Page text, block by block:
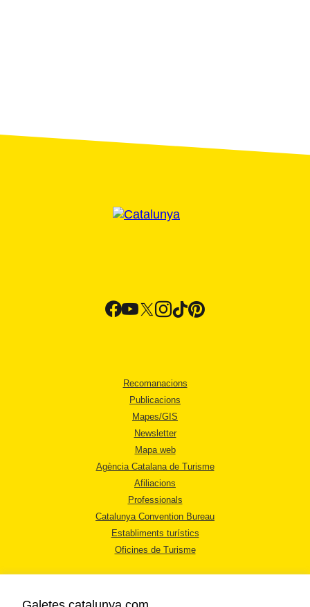
Recomanacions
Publicacions
Mapes/GIS
Newsletter
Mapa web
Agència Catalana de Turisme
Afiliacions
Professionals
Catalunya Convention Bureau
Establiments turístics
Oficines de Turisme